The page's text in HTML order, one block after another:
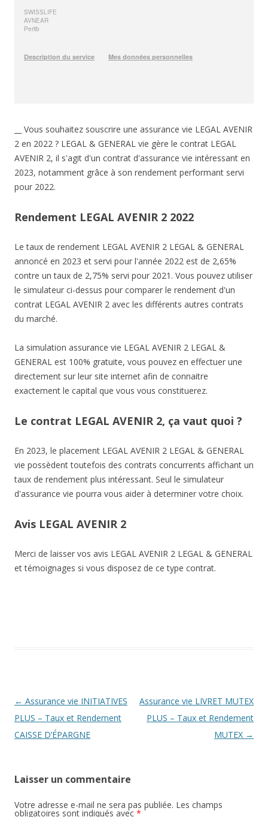
__ Vous souhaitez souscrire une assurance vie LEGAL AVENIR
2 en 2022 ? LEGAL & GENERAL vie gère le contrat LEGAL
AVENIR 2, il s'agit d'un contrat d'assurance vie intéressant en
2023, notamment grâce à son rendement performant servi
pour 2022.
Rendement LEGAL AVENIR 2 2022
Le taux de rendement LEGAL AVENIR 2 LEGAL & GENERAL
annoncé en 2023 et servi pour l'année 2022 est de 2,65%
contre un taux de 2,75% servi pour 2021. Vous pouvez utiliser
le simulateur ci-dessus pour comparer le rendement d'un
contrat LEGAL AVENIR 2 avec les différents autres contrats
du marché.
La simulation assurance vie LEGAL AVENIR 2 LEGAL &
GENERAL est 100% gratuite, vous pouvez en effectuer une
directement sur leur site internet afin de connaitre
exactement le capital que vous vous constituerez.
Le contrat LEGAL AVENIR 2, ça vaut quoi ?
En 2023, le placement LEGAL AVENIR 2 LEGAL & GENERAL
vie possèdent toutefois des contrats concurrents affichant un
taux de rendement plus intéressant. Seul le simulateur
d'assurance vie pourra vous aider à determiner votre choix.
Avis LEGAL AVENIR 2
Merci de laisser vos avis LEGAL AVENIR 2 LEGAL & GENERAL
et témoignages si vous disposez de ce type contrat.
Navigation
des
articles
← Assurance vie INITIATIVES
PLUS – Taux et Rendement
CAISSE D’ÉPARGNE
Assurance vie LIVRET MUTEX
PLUS – Taux et Rendement
MUTEX →
Laisser un commentaire
Votre adresse e-mail ne sera pas publiée. Les champs
obligatoires sont indiqués avec *